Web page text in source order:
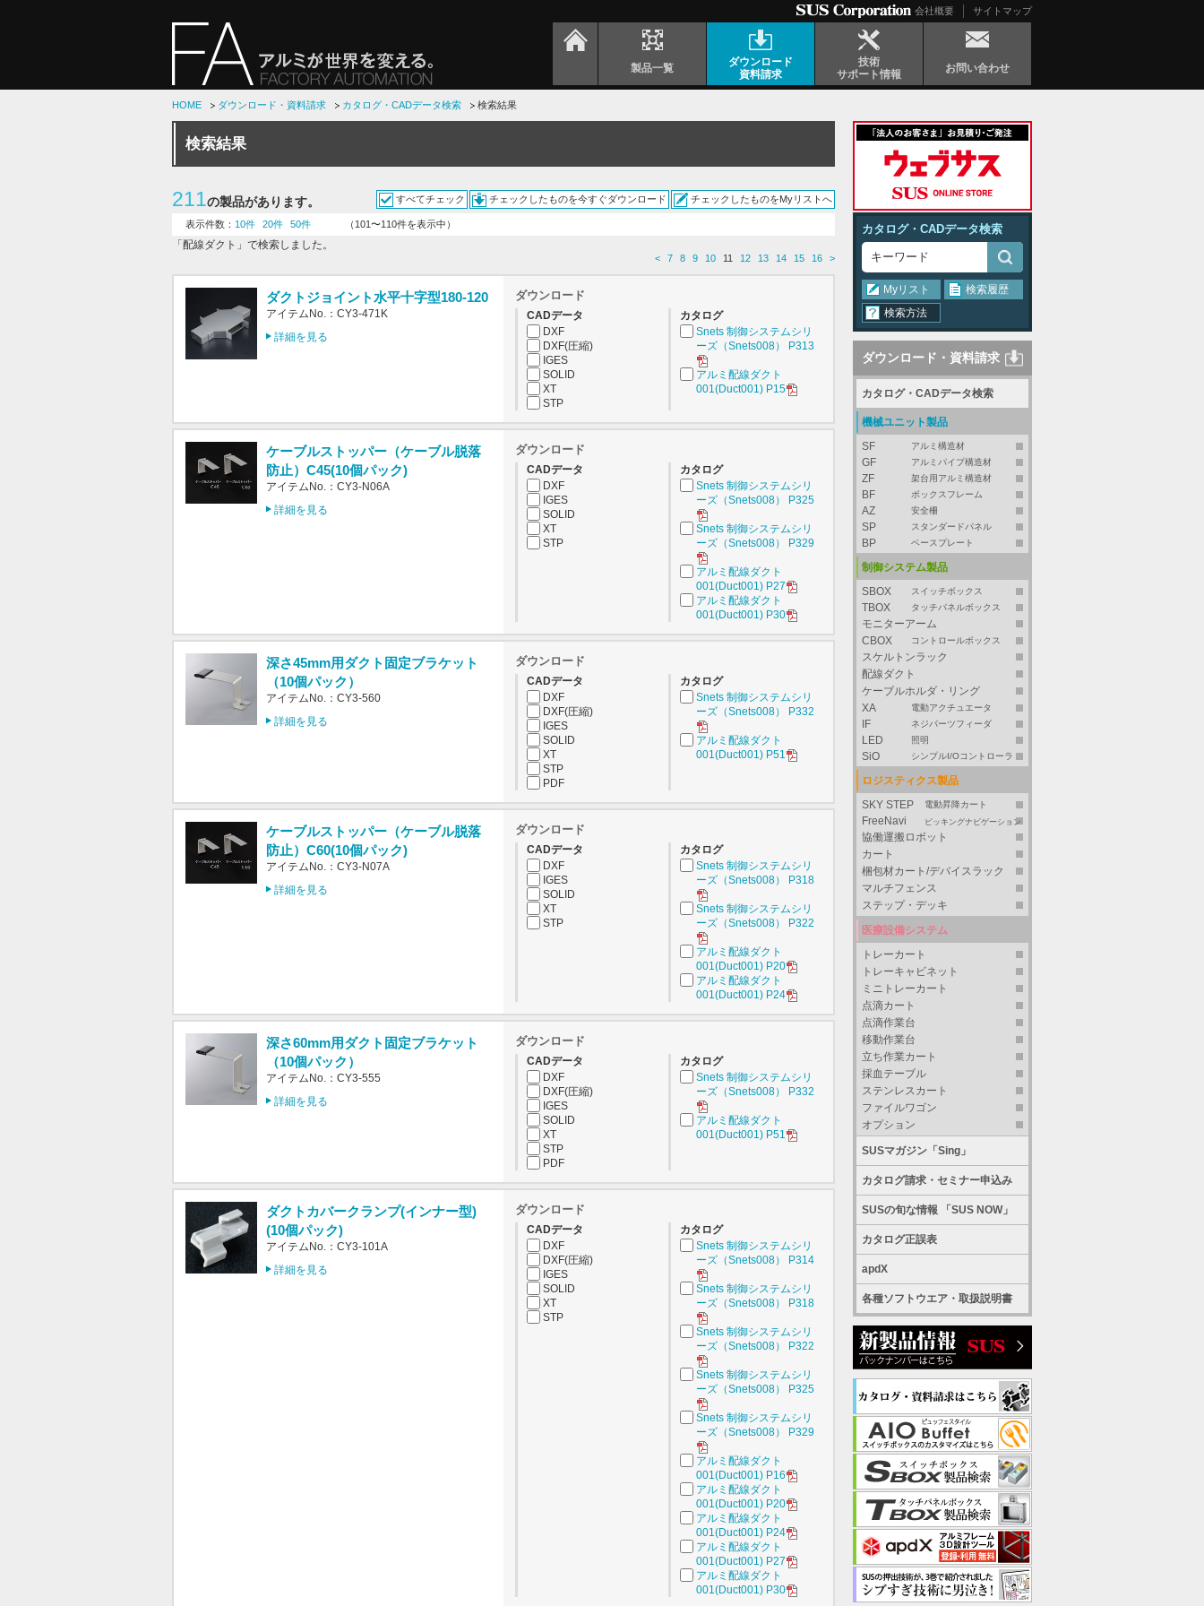
会社概要 サイトマップ
製品一覧
ダウンロード
資料請求
技術
サポート情報
お問い合わせ
HOME ダウンロード・資料請求 カタログ・CADデータ検索 検索結果
検索結果
211の製品があります。 すべてチェック チェックしたものを今すぐダウンロード チェックしたものをMyリストへ
表示件数： 10件 20件 50件 （101〜110件を表示中）
「配線ダクト」で検索しました。
< 7 8 9 10 11 12 13 14 15 16 >
ダクトジョイント水平十字型180-120
アイテムNo.：CY3-471K
詳細を見る
ダウンロード
CADデータ
DXF
DXF(圧縮)
IGES
SOLID
XT
STP
カタログ
Snets 制御システムシリ
ーズ（Snets008） P313
アルミ配線ダクト
001(Duct001) P15
ケーブルストッパー（ケーブル脱落
防止）C45(10個パック)
アイテムNo.：CY3-N06A
詳細を見る
ダウンロード
CADデータ
DXF
IGES
SOLID
XT
STP
カタログ
Snets 制御システムシリ
ーズ（Snets008） P325
Snets 制御システムシリ
ーズ（Snets008） P329
アルミ配線ダクト
001(Duct001) P27
アルミ配線ダクト
001(Duct001) P30
深さ45mm用ダクト固定ブラケット
（10個パック）
アイテムNo.：CY3-560
詳細を見る
ダウンロード
CADデータ
DXF
DXF(圧縮)
IGES
SOLID
XT
STP
PDF
カタログ
Snets 制御システムシリ
ーズ（Snets008） P332
アルミ配線ダクト
001(Duct001) P51
ケーブルストッパー（ケーブル脱落
防止）C60(10個パック)
アイテムNo.：CY3-N07A
詳細を見る
ダウンロード
CADデータ
DXF
IGES
SOLID
XT
STP
カタログ
Snets 制御システムシリ
ーズ（Snets008） P318
Snets 制御システムシリ
ーズ（Snets008） P322
アルミ配線ダクト
001(Duct001) P20
アルミ配線ダクト
001(Duct001) P24
深さ60mm用ダクト固定ブラケット
（10個パック）
アイテムNo.：CY3-555
詳細を見る
ダウンロード
CADデータ
DXF
DXF(圧縮)
IGES
SOLID
XT
STP
PDF
カタログ
Snets 制御システムシリ
ーズ（Snets008） P332
アルミ配線ダクト
001(Duct001) P51
ダクトカバークランプ(インナー型)
(10個パック)
アイテムNo.：CY3-101A
詳細を見る
ダウンロード
CADデータ
DXF
DXF(圧縮)
IGES
SOLID
XT
STP
カタログ
Snets 制御システムシリ
ーズ（Snets008） P314
Snets 制御システムシリ
ーズ（Snets008） P318
Snets 制御システムシリ
ーズ（Snets008） P322
Snets 制御システムシリ
ーズ（Snets008） P325
Snets 制御システムシリ
ーズ（Snets008） P329
アルミ配線ダクト
001(Duct001) P16
アルミ配線ダクト
001(Duct001) P20
アルミ配線ダクト
001(Duct001) P24
アルミ配線ダクト
001(Duct001) P27
アルミ配線ダクト
001(Duct001) P30
カタログ・CADデータ検索
Myリスト
検索履歴
検索方法
ダウンロード・資料請求
カタログ・CADデータ検索
機械ユニット製品
SF
アルミ構造材
GF アルミパイプ構造材
ZF 架台用アルミ構造材
BF ボックスフレーム
AZ 安全柵
SP スタンダードパネル
BP ベースプレート
制御システム製品
SBOX
スイッチボックス
TBOX タッチパネルボックス
モニターアーム
CBOX
コントロールボックス
スケルトンラック
配線ダクト
ケーブルホルダ・リング
XA
電動アクチュエータ
IF ネジパーツフィーダ
LED 照明
SiO シンプルI/Oコントローラ
ロジスティクス製品
SKY STEP
電動昇降カート
FreeNavi ピッキングナビゲーション
協働運搬ロボット
カート
梱包材カート/デバイスラック
マルチフェンス
ステップ・デッキ
医療設備システム
トレーカート
トレーキャビネット
ミニトレーカート
点滴カート
点滴作業台
移動作業台
立ち作業カート
採血テーブル
ステンレスカート
ファイルワゴン
オプション
SUSマガジン「Sing」
カタログ請求・セミナー申込み
SUSの旬な情報 「SUS NOW」
カタログ正誤表
apdX
各種ソフトウエア・取扱説明書